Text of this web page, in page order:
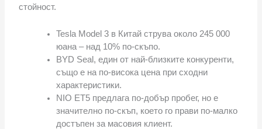
стойност.
Tesla Model 3 в Китай струва около 245 000
юана – над 10% по-скъпо.
BYD Seal, един от най-близките конкуренти,
също е на по-висока цена при сходни
характеристики.
NIO ET5 предлага по-добър пробег, но е
значително по-скъп, което го прави по-малко
достъпен за масовия клиент.